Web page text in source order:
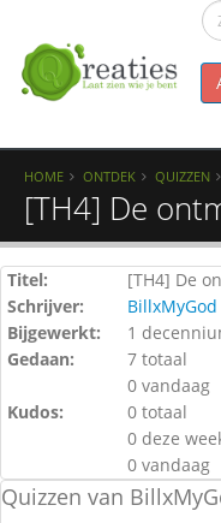
HOME ONTDEK QUIZZEN
[TH4] De
Titel:
[TH4] De
Schrijver:
BillxMyGod
Bijgewerkt:
1
Gedaan:
7 totaal
0 vandaag
Kudos:
0 totaal
0 deze
0 vandaag
Quizzen van